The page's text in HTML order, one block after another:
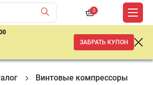
0
ЗАБРАТЬ КУПОН
Винтовые компрессоры